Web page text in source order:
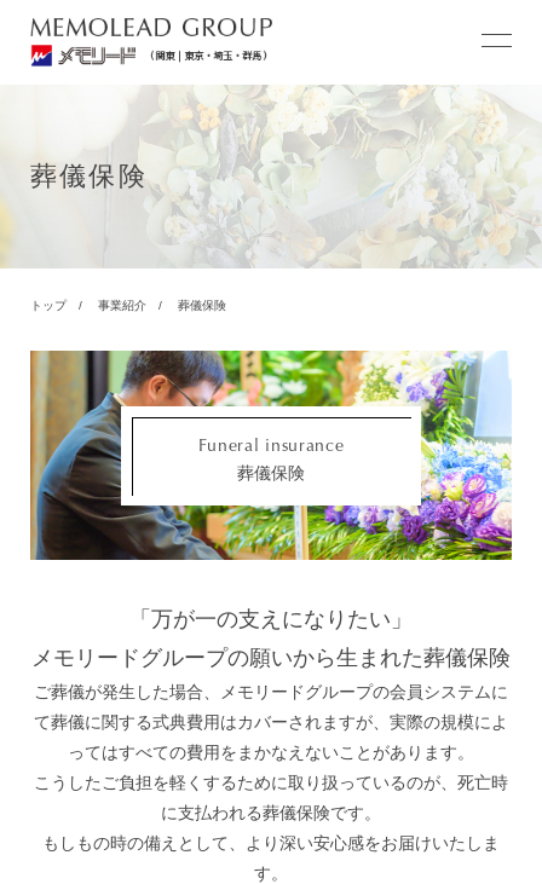
葬儀保険
トップ 事業紹介 葬儀保険
Funeral insurance
葬儀保険
「万が一の支えになりたい」
メモリードグループの願いから生まれた葬儀保険
ご葬儀が発生した場合、メモリードグループの会員システムに
て葬儀に関する式典費用はカバーされますが、 実際の規模によ
ってはすべての費用をまかなえないことがあります。
こうしたご負担を軽くするために取り扱っているのが、死亡時
に支払われる葬儀保険です。
もしもの時の備えとして、より深い安心感をお届けいたしま
す。